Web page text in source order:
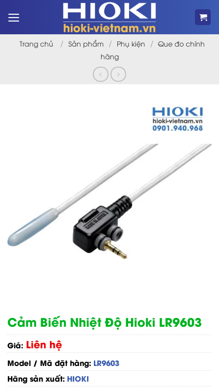
qua
dungTrang chủ / Sản phẩm / Phụ kiện / Que đo chính
hãng
Cảm Biến Nhiệt Độ Hioki LR9603
Giá: Liên hệ
Model / Mã đặt hàng: LR9603
Hãng sản xuất: HIOKI